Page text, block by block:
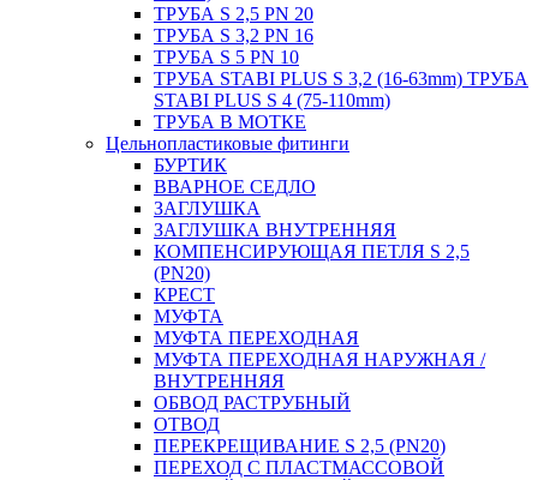
ТРУБА S 2,5 PN 20
ТРУБА S 3,2 PN 16
ТРУБА S 5 PN 10
ТРУБА STABI PLUS S 3,2 (16-63mm) ТРУБА
STABI PLUS S 4 (75-110mm)
ТРУБА В МОТКЕ
Цельнопластиковые фитинги
БУРТИК
ВВАРНОЕ СЕДЛО
ЗАГЛУШКА
ЗАГЛУШКА ВНУТРЕННЯЯ
КОМПЕНСИРУЮЩАЯ ПЕТЛЯ S 2,5
(PN20)
КРЕСТ
МУФТА
МУФТА ПЕРЕХОДНАЯ
МУФТА ПЕРЕХОДНАЯ НАРУЖНАЯ /
ВНУТРЕННЯЯ
ОБВОД РАСТРУБНЫЙ
ОТВОД
ПЕРЕКРЕЩИВАНИЕ S 2,5 (PN20)
ПЕРЕХОД С ПЛАСТМАССОВОЙ